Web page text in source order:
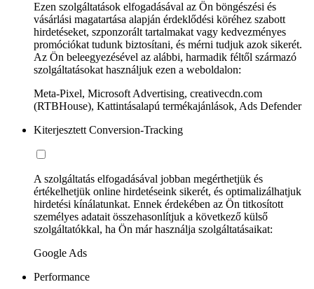
Ezen szolgáltatások elfogadásával az Ön böngészési és
vásárlási magatartása alapján érdeklődési köréhez szabott
hirdetéseket, szponzorált tartalmakat vagy kedvezményes
promóciókat tudunk biztosítani, és mérni tudjuk azok sikerét.
Az Ön beleegyezésével az alábbi, harmadik féltől származó
szolgáltatásokat használjuk ezen a weboldalon:
Meta-Pixel, Microsoft Advertising, creativecdn.com
(RTBHouse), Kattintásalapú termékajánlások, Ads Defender
Kiterjesztett Conversion-Tracking
A szolgáltatás elfogadásával jobban megérthetjük és
értékelhetjük online hirdetéseink sikerét, és optimalizálhatjuk
hirdetési kínálatunkat. Ennek érdekében az Ön titkosított
személyes adatait összehasonlítjuk a következő külső
szolgáltatókkal, ha Ön már használja szolgáltatásaikat:
Google Ads
Performance